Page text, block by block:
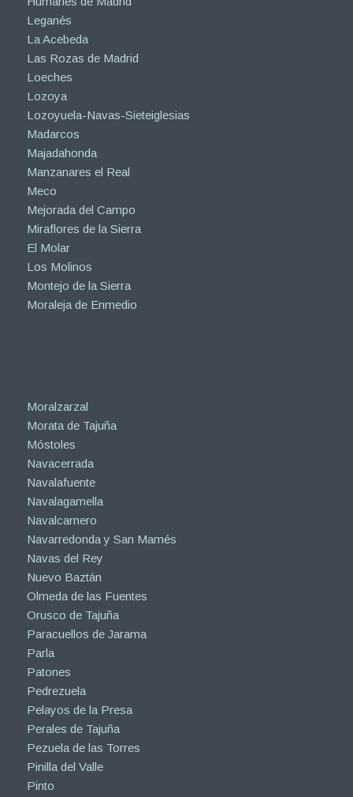
Leganés
La Acebeda
Las Rozas de Madrid
Loeches
Lozoya
Lozoyuela-Navas-Sieteiglesias
Madarcos
Majadahonda
Manzanares el Real
Meco
Mejorada del Campo
Miraflores de la Sierra
El Molar
Los Molinos
Montejo de la Sierra
Moraleja de Enmedio
Moralzarzal
Morata de Tajuña
Móstoles
Navacerrada
Navalafuente
Navalagamella
Navalcarnero
Navarredonda y San Mamés
Navas del Rey
Nuevo Baztán
Olmeda de las Fuentes
Orusco de Tajuña
Paracuellos de Jarama
Parla
Patones
Pedrezuela
Pelayos de la Presa
Perales de Tajuña
Pezuela de las Torres
Pinilla del Valle
Pinto